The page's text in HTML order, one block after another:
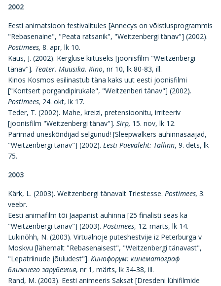
2002
Eesti animatsioon festivalitules [Annecys on võistlusprogrammis
"Rebasenaine", "Peata ratsanik", "Weitzenbergi tänav"] (2002).
Postimees, 8. apr, lk 10.
Kaus, J. (2002). Kergluse kiituseks [joonisfilm "Weitzenbergi
tänav"]. Teater. Muusika. Kino, nr 10, lk 80-83, ill.
Kinos Kosmos esilinastub täna kaks uut eesti joonisfilmi
["Kontsert porgandipirukale", "Weitzenberi tänav"] (2002).
Postimees, 24. okt, lk 17.
Teder, T. (2002). Mahe, kreizi, pretensioonitu, irriteeriv
[joonisfilm "Weitzenbergi tänav"]. Sirp, 15. nov, lk 12.
Parimad uneskõndijad selgunud! [Sleepwalkers auhinnasaajad,
"Weitzenbergi tänav"] (2002). Eesti Päevaleht: Tallinn, 9. dets, lk
75.
2003
Kärk, L. (2003). Weitzenbergi tänavalt Triestesse. Postimees, 3.
veebr.
Eesti animafilm tõi Jaapanist auhinna [25 finalisti seas ka
"Weitzenbergi tänav"] (2003). Postimees, 12. märts, lk 14.
Lukinõhh, N. (2003). Virtualnoje puteshestvije iz Peterburga v
Moskvu [lähemalt "Rebasenaisest", "Weitzenbergi tänavast",
"Lepatriinude jõuludest"]. Кинофорум: кинематограф
ближнего зарубежья, nr 1, märts, lk 34-38, ill.
Rand, M. (2003). Eesti animeeris Saksat [Dresdeni lühifilmide